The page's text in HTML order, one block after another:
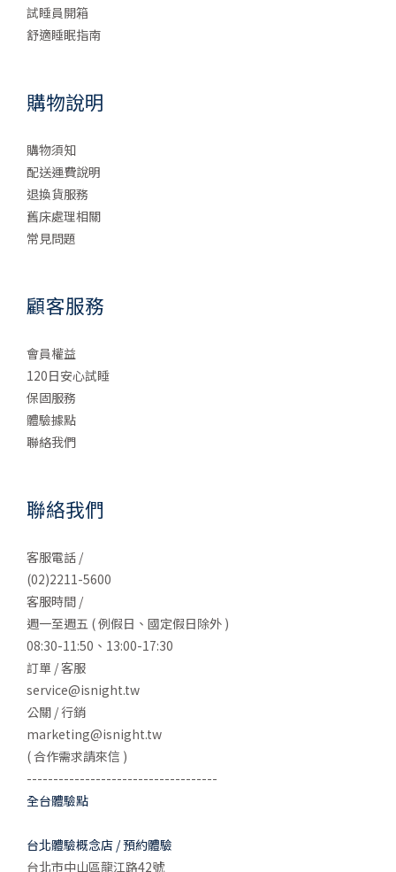
試睡員開箱
舒適睡眠指南
購物說明
購物須知
配送運費說明
退換貨服務
舊床處理相關
常見問題
顧客服務
會員權益
120日安心試睡
保固服務
體驗據點
聯絡我們
聯絡我們
客服電話 /
(02)2211-5600
客服時間 /
週一至週五 ( 例假日、國定假日除外 )
08:30-11:50、13:00-17:30
訂單 / 客服
service@isnight.tw
公關 / 行銷
marketing@isnight.tw
( 合作需求請來信 )
------------------------------------
全台體驗點
台北體驗概念店 / 預約體驗
台北市中山區龍江路42號